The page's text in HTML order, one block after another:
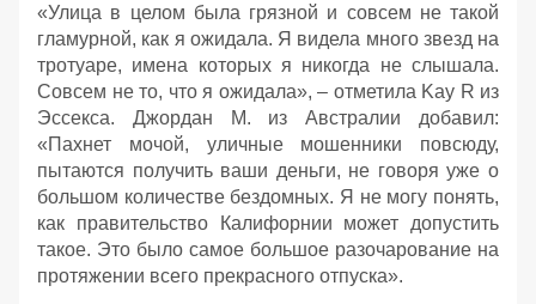
«Улица в целом была грязной и совсем не такой
гламурной, как я ожидала. Я видела много звезд на
тротуаре, имена которых я никогда не слышала.
Совсем не то, что я ожидала», – отметила Kay R из
Эссекса. Джордан М. из Австралии добавил:
«Пахнет мочой, уличные мошенники повсюду,
пытаются получить ваши деньги, не говоря уже о
большом количестве бездомных. Я не могу понять,
как правительство Калифорнии может допустить
такое. Это было самое большое разочарование на
протяжении всего прекрасного отпуска».